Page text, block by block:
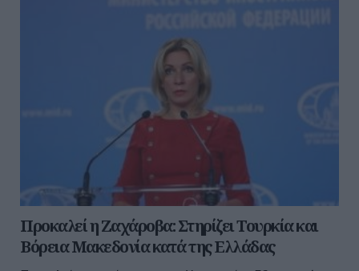
Προκαλεί η Ζαχάροβα: Στηρίζει Τουρκία και
Βόρεια Μακεδονία κατά της Ελλάδας